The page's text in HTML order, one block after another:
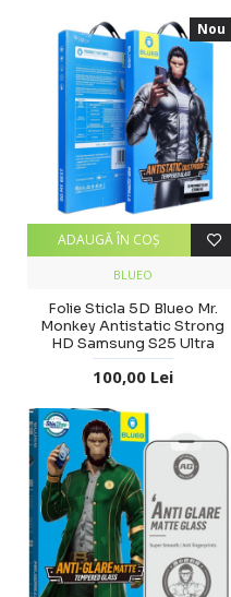
Nou
BLUEO
Folie Sticla 5D Blueo Mr.
Monkey Antistatic Strong
HD Samsung S25 Ultra
100,00 Lei
ADAUGĂ ÎN COŞ